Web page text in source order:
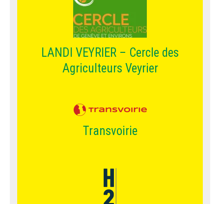
LANDI VEYRIER – Cercle des
Agriculteurs Veyrier
Transvoirie